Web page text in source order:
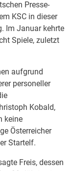
Presse-
KSC in dieser
Im Januar kehrte
Spiele, zuletzt
aufgrund
personeller
Kobald,
keine
Österreicher
Startelf.
Freis, dessen